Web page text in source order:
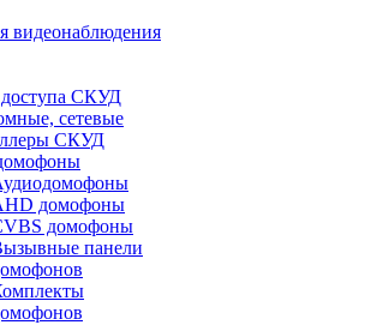
видеонаблюдения
СКУД
сетевые
СКУД
домофоны
домофоны
панели